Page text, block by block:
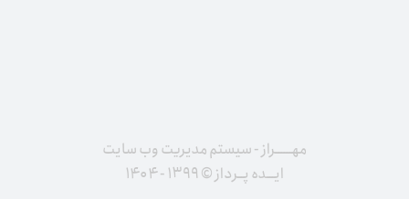
مهــــــراز - سیستم مدیریت وب سایت
ایـــده پــرداز © ۱۳۹۹ - ۱۴۰۴